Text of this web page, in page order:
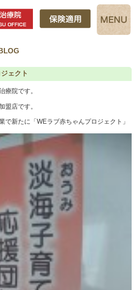
ェクト
療院です。
盟店です。
で新たに「WEラブ赤ちゃんプロジェクト」